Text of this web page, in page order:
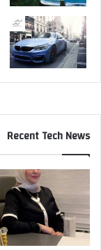
Recent Tech News